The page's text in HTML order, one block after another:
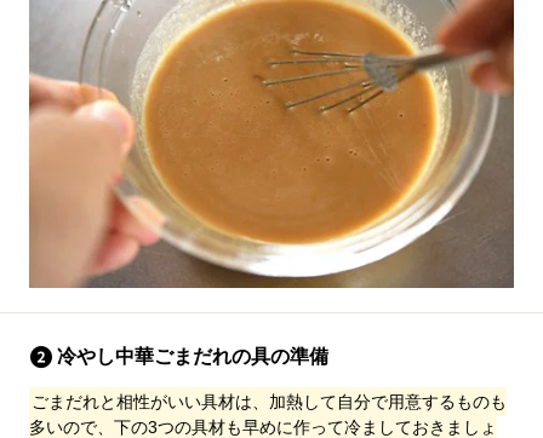
冷やし中華ごまだれの具の準備
ごまだれと相性がいい具材は、加熱して自分で用意するものも
多いので、下の3つの具材も早めに作って冷ましておきましょ